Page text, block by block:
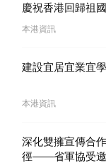
慶祝香港回歸祖
本港資訊
建設宜居宜業宜
本港資訊
深化雙擁宣傳合
徑——省軍協受邀